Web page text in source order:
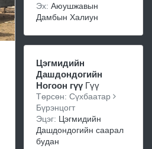
Эх: Аюушжавын
Дамбын Халиун
Цэгмидийн
Дашдондогийн
Ногоон гүү Гүү
Төрсөн: Сүхбаатар
Бүрэнцогт
Эцэг: Цэгмидийн
Дашдондогийн саарал
будан